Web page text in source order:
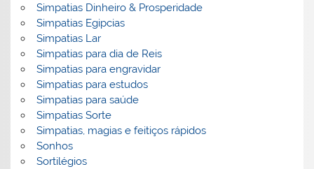
Simpatias Dinheiro & Prosperidade
Simpatias Egipcias
Simpatias Lar
Simpatias para dia de Reis
Simpatias para engravidar
Simpatias para estudos
Simpatias para saúde
Simpatias Sorte
Simpatias, magias e feitiços rápidos
Sonhos
Sortilégios